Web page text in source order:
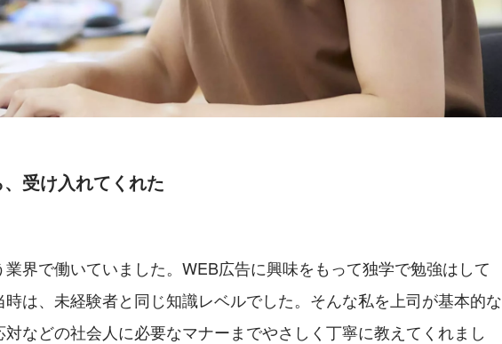
受け入れてくれた
界で働いていました。WEB広告に興味をもって独学で勉強はして
は、未経験者と同じ知識レベルでした。そんな私を上司が基本的な
などの社会人に必要なマナーまでやさしく丁寧に教えてくれまし